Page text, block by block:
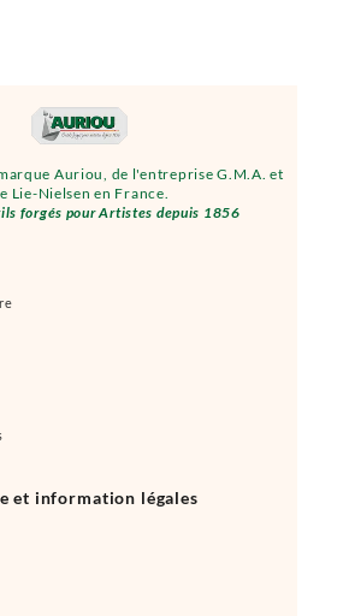
Auriou, de l'entreprise G.M.A. et
Lie-Nielsen en France.
forgés pour Artistes depuis 1856
et information légales